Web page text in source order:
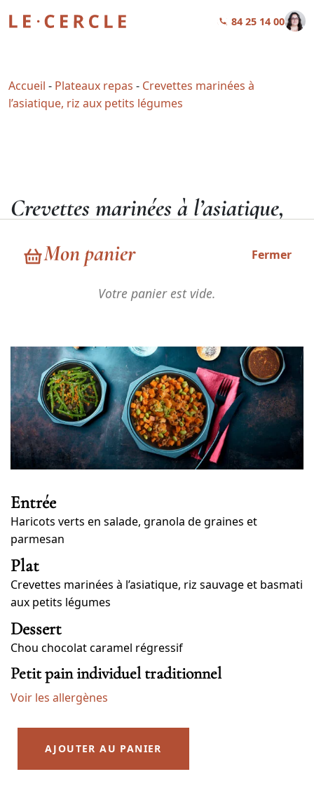
01 84 25 14 00
Mon panier Fermer
Votre panier est vide.
Accueil - Plateaux repas - Crevettes marinées à
l’asiatique, riz aux petits légumes
Crevettes marinées à l’asiatique,
Entrée
Haricots verts en salade, granola de graines et
parmesan
Plat
Crevettes marinées à l’asiatique, riz sauvage et basmati
aux petits légumes
Dessert
Chou chocolat caramel régressif
Petit pain individuel traditionnel
Voir les allergènes
AJOUTER AU PANIER